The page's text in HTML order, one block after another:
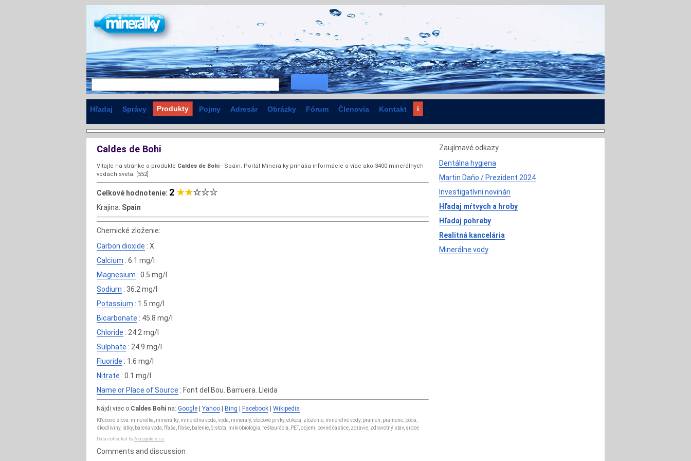
Hľadaj Správy Produkty Pojmy Adresár Obrázky Fórum Členovia Kontakt i
Caldes de Bohi
Vitajte na stránke o produkte Caldes de Bohi - Spain. Portál Minerálky prináša informácie o viac ako 3400 minerálnych
vodách sveta. [552]
Celkové hodnotenie: 2★★☆☆☆
Krajina: Spain
Chemické zloženie:
Carbon dioxide : X
Calcium : 6.1 mg/l
Magnesium : 0.5 mg/l
Sodium : 36.2 mg/l
Potassium : 1.5 mg/l
Bicarbonate : 45.8 mg/l
Chloride : 24.2 mg/l
Sulphate : 24.9 mg/l
Fluoride : 1.6 mg/l
Nitrate : 0.1 mg/l
Name or Place of Source : Font del Bou. Barruera. Lleida
Nájdi viac o Caldes Bohi na: Google Yahoo Bing Facebook Wikipedia
Kľúčové slová: minerálka, minerálky, minerálna voda, voda, minerály, stopové prvky, etiketa, zloženie, minerálne vody, prameň, pramene, pôda,
škodliviny, látky, balená voda, fľaša, fľaše, balenie, čistota, mikrobiológia, reštaurácia, PET, objem, pevné častice, zdravie, zdravotný stav, srdce
Data collected by Akropola s.r.o.
Comments and discussion
Zaujímavé odkazy
Dentálna hygiena
Martin Daňo / Prezident 2024
Investigatívni novinári
Hľadaj mŕtvych a hroby
Hľadaj pohreby
Realitná kancelária
Minerálne vody